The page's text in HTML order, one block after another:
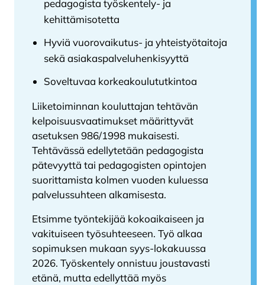
pedagogista työskentely- ja
kehittämisotetta
Hyviä vuorovaikutus- ja yhteistyötaitoja
sekä asiakaspalveluhenkisyyttä
Soveltuvaa korkeakoulututkintoa
Liiketoiminnan kouluttajan tehtävän
kelpoisuusvaatimukset määrittyvät
asetuksen 986/1998 mukaisesti.
Tehtävässä edellytetään pedagogista
pätevyyttä tai pedagogisten opintojen
suorittamista kolmen vuoden kuluessa
palvelussuhteen alkamisesta.
Etsimme työntekijää kokoaikaiseen ja
vakituiseen työsuhteeseen. Työ alkaa
sopimuksen mukaan syys-lokakuussa
2026. Työskentely onnistuu joustavasti
etänä, mutta edellyttää myös